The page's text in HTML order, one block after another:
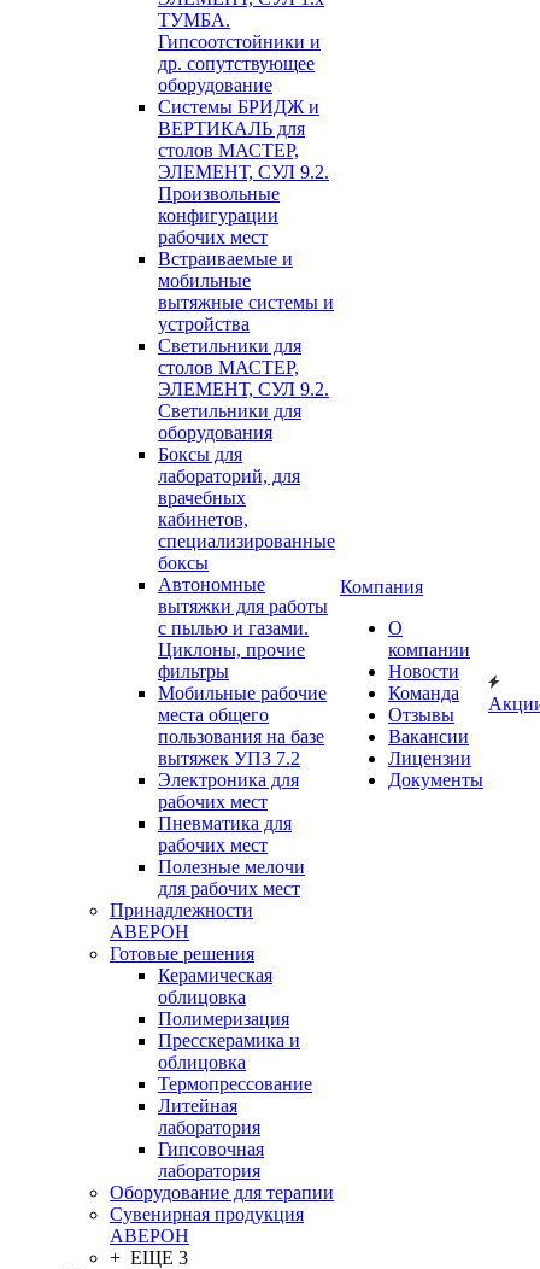
ТУМБА.
Гипсоотстойники и
др. сопутствующее
оборудование
Системы БРИДЖ и
ВЕРТИКАЛЬ для
столов МАСТЕР,
ЭЛЕМЕНТ, СУЛ 9.2.
Произвольные
конфигурации
рабочих мест
Встраиваемые и
мобильные
вытяжные системы и
устройства
Светильники для
столов МАСТЕР,
ЭЛЕМЕНТ, СУЛ 9.2.
Светильники для
оборудования
Боксы для
лабораторий, для
врачебных
кабинетов,
специализированные
боксы
Автономные
вытяжки для работы
с пылью и газами.
Циклоны, прочие
фильтры
Мобильные рабочие
места общего
пользования на базе
вытяжек УПЗ 7.2
Электроника для
рабочих мест
Пневматика для
рабочих мест
Полезные мелочи
для рабочих мест
Принадлежности
АВЕРОН
Готовые решения
Керамическая
облицовка
Полимеризация
Пресскерамика и
облицовка
Термопрессование
Литейная
лаборатория
Гипсовочная
лаборатория
Оборудование для терапии
Сувенирная продукция
АВЕРОН
+ ЕЩЕ 3
Компания
О
компании
Новости
Команда
Отзывы
Вакансии
Лицензии
Документы